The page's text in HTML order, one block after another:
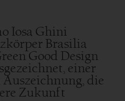
Iosa Ghini
Brasilia
Good Design
einer
die
Zukunft